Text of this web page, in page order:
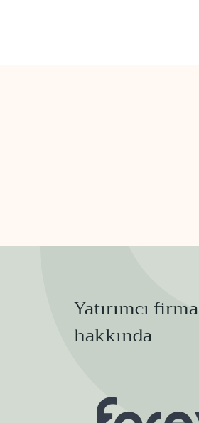
Yatırımcı firma
hakkında